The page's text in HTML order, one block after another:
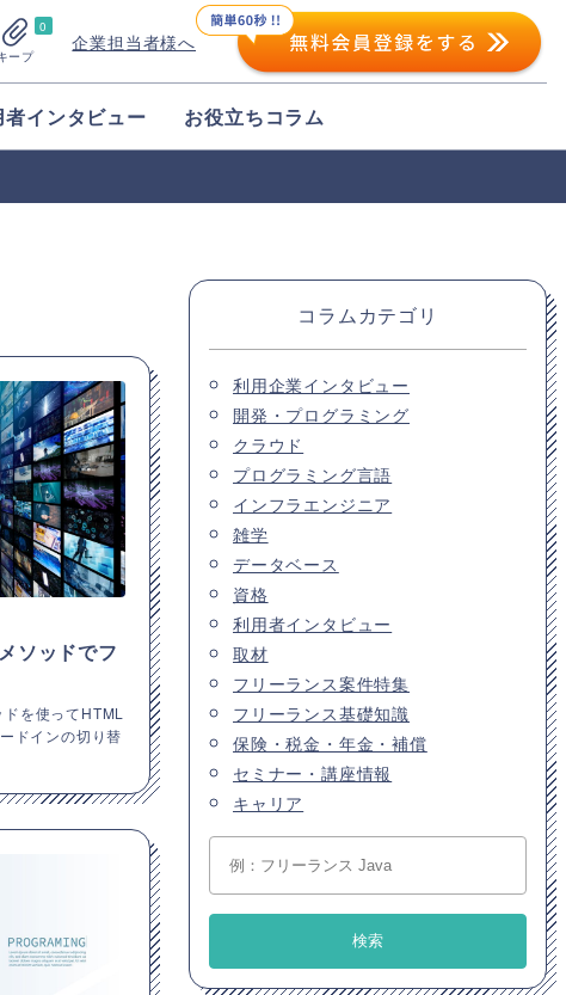
0
ープ
企業担当者様へ
者インタビュー お役立ちコラム
ソッドでフ
を使ってHTML
ドインの切り替
コラムカテゴリ
利用企業インタビュー
開発・プログラミング
クラウド
プログラミング言語
インフラエンジニア
雑学
データベース
資格
利用者インタビュー
取材
フリーランス案件特集
フリーランス基礎知識
保険・税金・年金・補償
セミナー・講座情報
キャリア